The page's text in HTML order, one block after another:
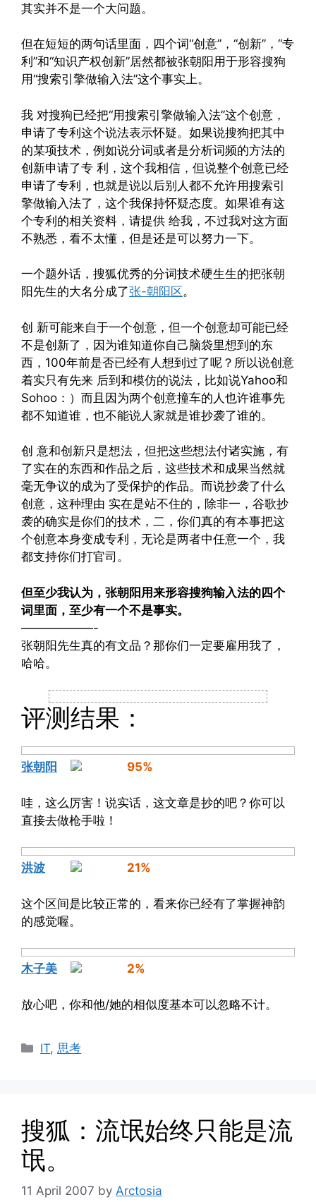
其实并不是一个大问题。
但在短短的两句话里面，四个词“创意”，“创新”，“专
利”和“知识产权创新”居然都被张朝阳用于形容搜狗
用“搜索引擎做输入法”这个事实上。
我 对搜狗已经把“用搜索引擎做输入法”这个创意，
申请了专利这个说法表示怀疑。如果说搜狗把其中
的某项技术，例如说分词或者是分析词频的方法的
创新申请了专 利，这个我相信，但说整个创意已经
申请了专利，也就是说以后别人都不允许用搜索引
擎做输入法了，这个我保持怀疑态度。如果谁有这
个专利的相关资料，请提供 给我，不过我对这方面
不熟悉，看不太懂，但是还是可以努力一下。
一个题外话，搜狐优秀的分词技术硬生生的把张朝
阳先生的大名分成了张-朝阳区。
创 新可能来自于一个创意，但一个创意却可能已经
不是创新了，因为谁知道你自己脑袋里想到的东
西，100年前是否已经有人想到过了呢？所以说创意
着实只有先来 后到和模仿的说法，比如说Yahoo和
Sohoo：）而且因为两个创意撞车的人也许谁事先
都不知道谁，也不能说人家就是谁抄袭了谁的。
创 意和创新只是想法，但把这些想法付诸实施，有
了实在的东西和作品之后，这些技术和成果当然就
毫无争议的成为了受保护的作品。而说抄袭了什么
创意，这种理由 实在是站不住的，除非一，谷歌抄
袭的确实是你们的技术，二，你们真的有本事把这
个创意本身变成专利，无论是两者中任意一个，我
都支持你们打官司。
但至少我认为，张朝阳用来形容搜狗输入法的四个
词里面，至少有一个不是事实。
——————-
张朝阳先生真的有文品？那你们一定要雇用我了，
哈哈。
评测结果：
张朝阳 95%
哇，这么厉害！说实话，这文章是抄的吧？你可以
直接去做枪手啦！
洪波 21%
这个区间是比较正常的，看来你已经有了掌握神韵
的感觉喔。
木子美 2%
放心吧，你和他/她的相似度基本可以忽略不计。
Categories
IT, 思考
搜狐：流氓始终只能是流
氓。
11 April 2007 by Arctosia